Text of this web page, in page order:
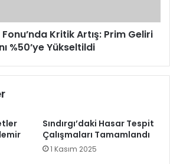
Kritik Artış: Prim Geliri
%50’ye Yükseltildi
Sındırgı’daki Hasar Tespit
Çalışmaları Tamamlandı
1 Kasım 2025